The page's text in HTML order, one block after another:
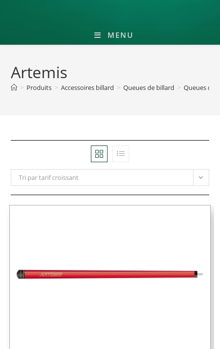
MENU
Artemis
> Produits > Accessoires billard > Queues de billard > Queues de
Tri par tarif croissant